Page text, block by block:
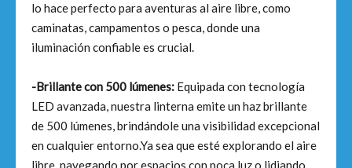
lo hace perfecto para aventuras al aire libre, como
caminatas, campamentos o pesca, donde una
iluminación confiable es crucial.
-Brillante con 500 lúmenes: Equipada con tecnología
LED avanzada, nuestra linterna emite un haz brillante
de 500 lúmenes, brindándole una visibilidad excepcional
en cualquier entorno.Ya sea que esté explorando el aire
libre, navegando por espacios con poca luz o lidiando